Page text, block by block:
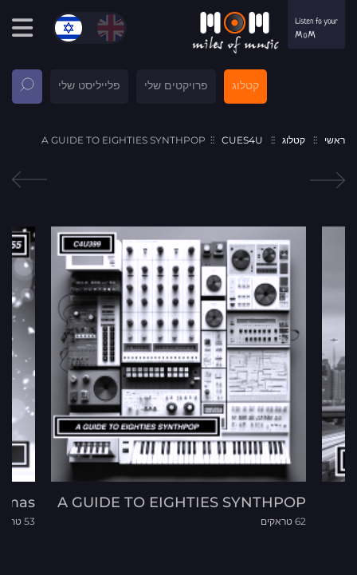
קטלוג פרויקטים שלי פלייליסט שלי
ראשי קטלוג CUES4U
A GUIDE TO EIGHTIES SYNTHPOP
A GUIDE TO EIGHTIES SYNTHPOP
62 טראקים 53 טראקים